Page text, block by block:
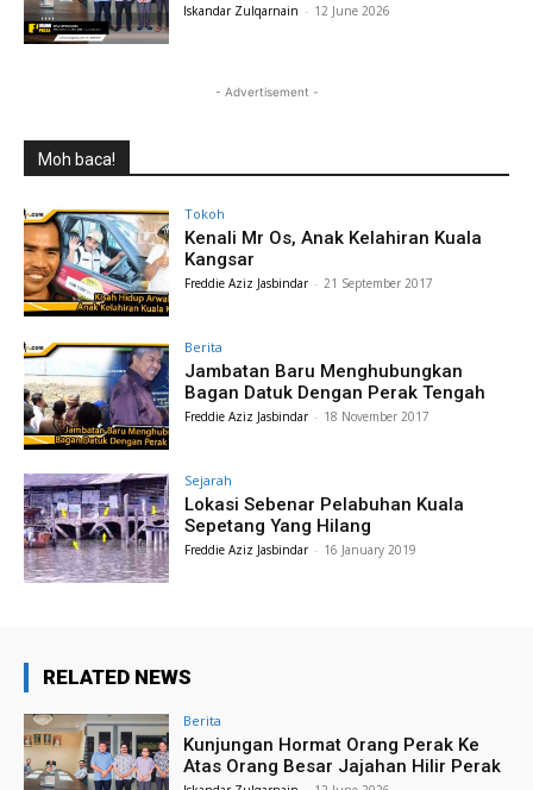
Iskandar Zulqarnain - 12 June 2026
- Advertisement -
Moh baca!
Tokoh
Kenali Mr Os, Anak Kelahiran Kuala
Kangsar
Freddie Aziz Jasbindar - 21 September 2017
Berita
Jambatan Baru Menghubungkan
Bagan Datuk Dengan Perak Tengah
Freddie Aziz Jasbindar - 18 November 2017
Sejarah
Lokasi Sebenar Pelabuhan Kuala
Sepetang Yang Hilang
Freddie Aziz Jasbindar - 16 January 2019
RELATED NEWS
Berita
Kunjungan Hormat Orang Perak Ke
Atas Orang Besar Jajahan Hilir Perak